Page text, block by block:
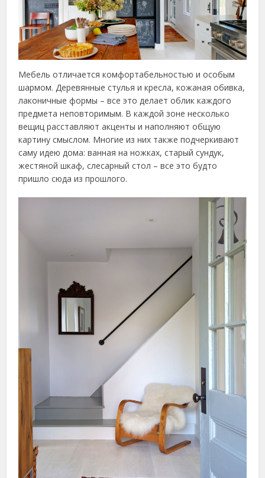
Мебель отличается комфортабельностью и особым
шармом. Деревянные стулья и кресла, кожаная обивка,
лаконичные формы – все это делает облик каждого
предмета неповторимым. В каждой зоне несколько
вещиц расставляют акценты и наполняют общую
картину смыслом. Многие из них также подчеркивают
саму идею дома: ванная на ножках, старый сундук,
жестяной шкаф, слесарный стол – все это будто
пришло сюда из прошлого.